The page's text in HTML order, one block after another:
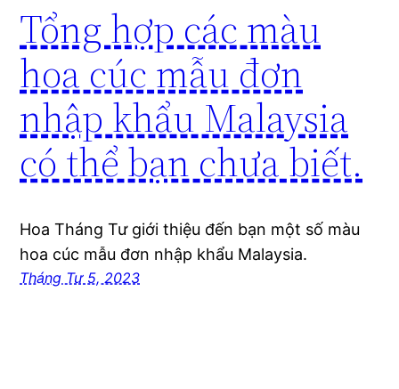
Tổng hợp các màu
hoa cúc mẫu đơn
nhập khẩu Malaysia
có thể bạn chưa biết.
Hoa Tháng Tư giới thiệu đến bạn một số màu
hoa cúc mẫu đơn nhập khẩu Malaysia.
Tháng Tư 5, 2023